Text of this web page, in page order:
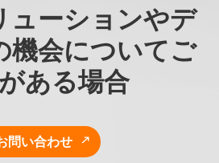
ューションやデ
機会についてご
ある場合
問い合わせ